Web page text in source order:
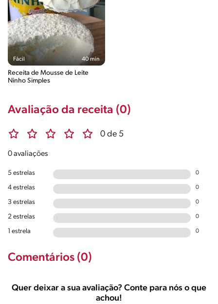
Fácil 40 min
Receita de Mousse de Leite
Ninho Simples
Avaliação da receita (0)
0 de 5
0 avaliações
5 estrelas 0
4 estrelas 0
3 estrelas 0
2 estrelas 0
1 estrela 0
Comentários (0)
Quer deixar a sua avaliação? Conte para nós o que
achou!